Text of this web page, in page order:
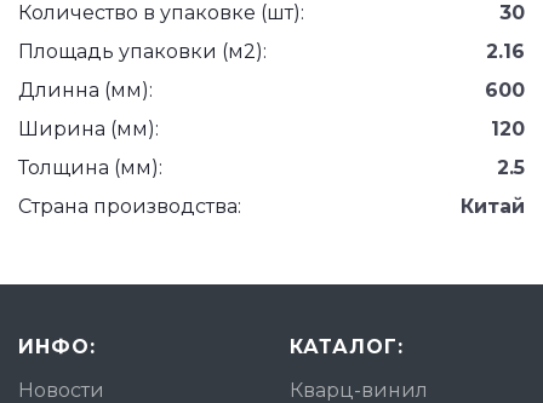
Количество в упаковке (шт):
30
Площадь упаковки (м2):
2.16
Длинна (мм):
600
Ширина (мм):
120
Толщина (мм):
2.5
Страна производства:
Китай
ИНФО:
Новости
КАТАЛОГ:
Кварц-винил